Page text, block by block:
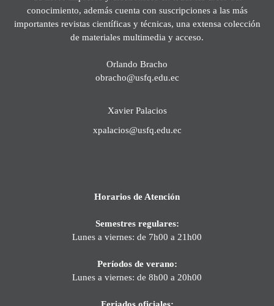
conocimiento, además cuenta con suscripciones a las más
importantes revistas científicas y técnicas, una extensa colección
de materiales multimedia y acceso.
Orlando Bracho
obracho@usfq.edu.ec
Xavier Palacios
xpalacios@usfq.edu.ec
Horarios de Atención
Semestres regulares:
Lunes a viernes: de 7h00 a 21h00
Períodos de verano:
Lunes a viernes: de 8h00 a 20h00
Feriados oficiales: